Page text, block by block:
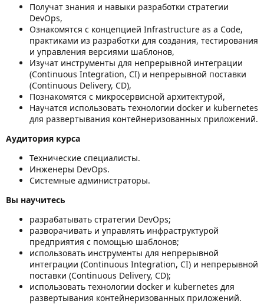
Получат знания и навыки разработки стратегии
DevOps,
Ознакомятся с концепцией Infrastructure as a Code,
практиками из разработки для создания, тестирования
и управления версиями шаблонов,
Изучат инструменты для непрерывной интеграции
(Continuous Integration, CI) и непрерывной поставки
(Continuous Delivery, CD),
Познакомятся с микросервисной архитектурой,
Научатся использовать технологии docker и kubernetes
для развертывания контейнеризованных приложений.
Аудитория курса
Технические специалисты.
Инженеры DevOps.
Системные администраторы.
Вы научитесь
разрабатывать стратегии DevOps;
разворачивать и управлять инфраструктурой
предприятия с помощью шаблонов;
использовать инструменты для непрерывной
интеграции (Continuous Integration, CI) и непрерывной
поставки (Continuous Delivery, CD);
использовать технологии docker и kubernetes для
развертывания контейнеризованных приложений.